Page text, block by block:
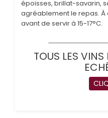
époisses, brillat-savarin,
agréablement le repas. À
avant de servir à 15-17°C.
TOUS LES VINS